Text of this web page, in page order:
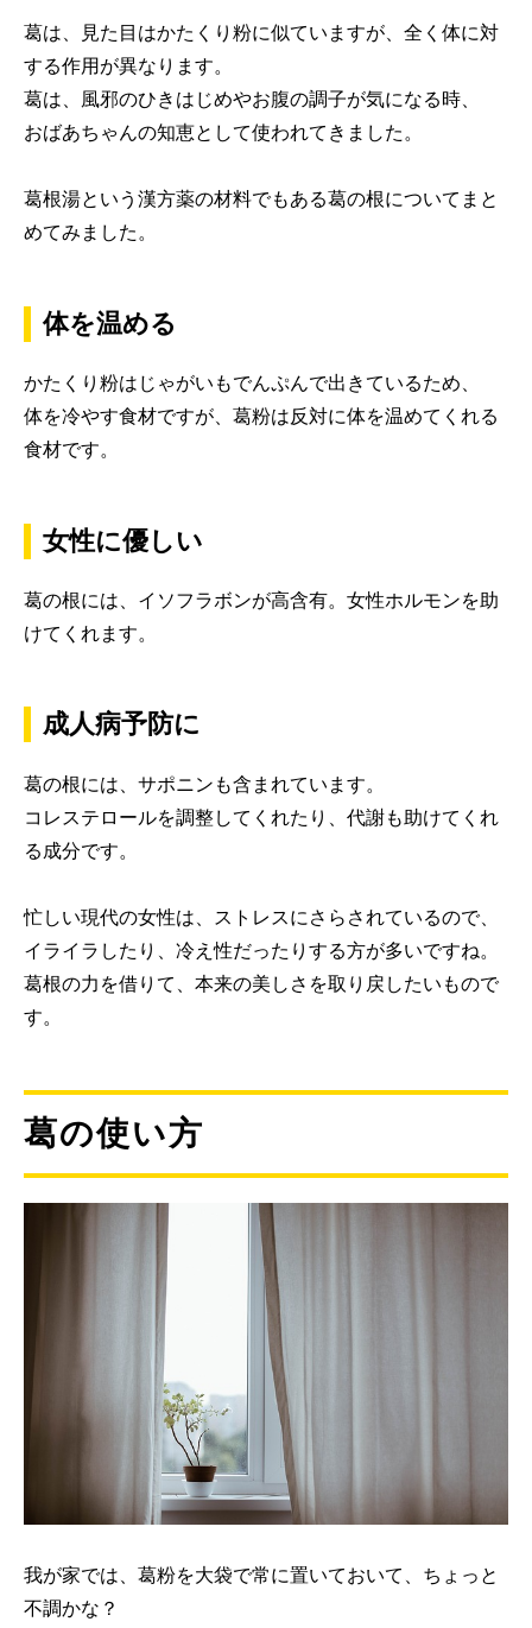
葛は、見た目はかたくり粉に似ていますが、全く体に対
する作用が異なります。
葛は、風邪のひきはじめやお腹の調子が気になる時、
おばあちゃんの知恵として使われてきました。
葛根湯という漢方薬の材料でもある葛の根についてまと
めてみました。
体を温める
かたくり粉はじゃがいもでんぷんで出きているため、
体を冷やす食材ですが、葛粉は反対に体を温めてくれる
食材です。
女性に優しい
葛の根には、イソフラボンが高含有。女性ホルモンを助
けてくれます。
成人病予防に
葛の根には、サポニンも含まれています。
コレステロールを調整してくれたり、代謝も助けてくれ
る成分です。
忙しい現代の女性は、ストレスにさらされているので、
イライラしたり、冷え性だったりする方が多いですね。
葛根の力を借りて、本来の美しさを取り戻したいもので
す。
葛の使い方
我が家では、葛粉を大袋で常に置いておいて、ちょっと
不調かな？